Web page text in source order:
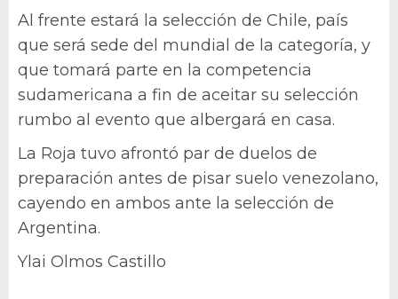
Al frente estará la selección de Chile, país
que será sede del mundial de la categoría, y
que tomará parte en la competencia
sudamericana a fin de aceitar su selección
rumbo al evento que albergará en casa.
La Roja tuvo afrontó par de duelos de
preparación antes de pisar suelo venezolano,
cayendo en ambos ante la selección de
Argentina.
Ylai Olmos Castillo